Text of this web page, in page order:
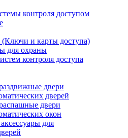
контроля доступом
и карты доступа)
для охраны
контроля доступа
двери
дверей
двери
окон
для